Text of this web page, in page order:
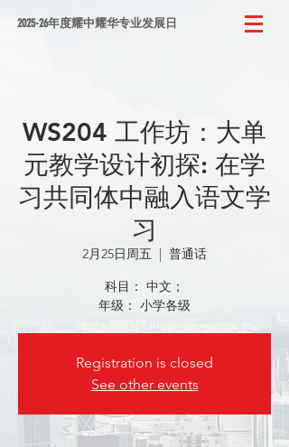
2025-26年度耀中耀华专业发展日
WS204 工作坊：大单
元教学设计初探: 在学
习共同体中融入语文学
习
2月25日周五
  |
普通话
科目： 中文；
年级： 小学各级
Registration is closed
See other events